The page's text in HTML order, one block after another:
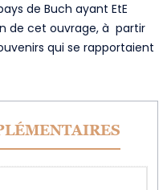
de Buch ayant EtE
de cet ouvrage, à partir
qui se rapportaient